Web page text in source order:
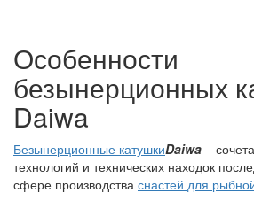
Особенности
безынерционных
Daiwa
Безынерционные катушкиDaiwa –
технологий и технических находок
сфере производства снастей для